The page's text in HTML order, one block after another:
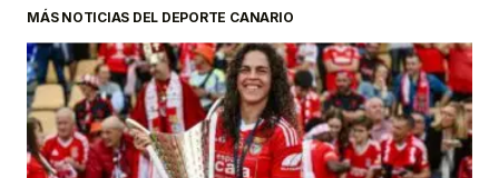
MÁS NOTICIAS DEL DEPORTE CANARIO